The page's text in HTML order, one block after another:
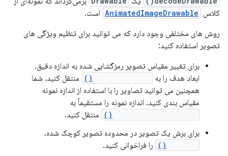
کلاس AnimatedImageDrawable است.
روش های مختلفی وجود دارد که می توانید برای تنظیم ویژگی های
تصویر استفاده کنید:
برای تغییر مقیاس تصویر رمزگشایی شده به اندازه دقیق،
ابعاد هدف را به
منتقل کنید. شما
همچنین می توانید تصاویر را با استفاده از اندازه نمونه
مقیاس بندی کنید. اندازه نمونه را مستقیماً به
منتقل کنید.
برای برش یک تصویر در محدوده تصویر کوچک شده،
را فراخوانی کنید.